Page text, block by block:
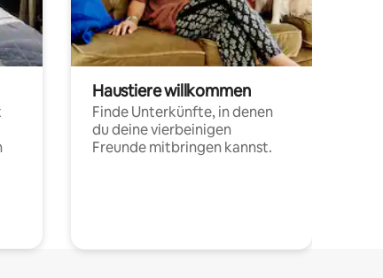
Haustiere willkommen
Finde Unterkünfte, in denen
du deine vierbeinigen
Freunde mitbringen kannst.